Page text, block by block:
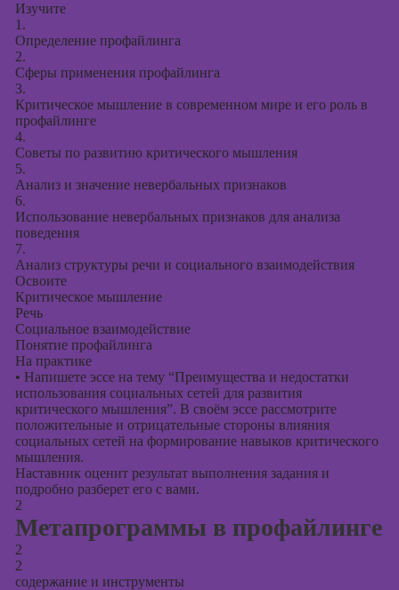
Курсы создания
Изучите
1.
Определение профайлинга
2.
Сферы применения профайлинга
3.
Критическое мышление в современном мире и его роль в
профайлинге
4.
Советы по развитию критического мышления
5.
Анализ и значение невербальных признаков
6.
Использование невербальных признаков для анализа
поведения
7.
Анализ структуры речи и социального взаимодействия
Освоите
Критическое мышление
Речь
Социальное взаимодействие
Понятие профайлинга
На практике
• Напишете эссе на тему “Преимущества и недостатки
использования социальных сетей для развития
критического мышления”. В своём эссе рассмотрите
положительные и отрицательные стороны влияния
социальных сетей на формирование навыков критического
мышления.
Наставник оценит результат выполнения задания и
подробно разберет его с вами.
2
Метапрограммы в профайлинге
2
2
содержание и инструменты